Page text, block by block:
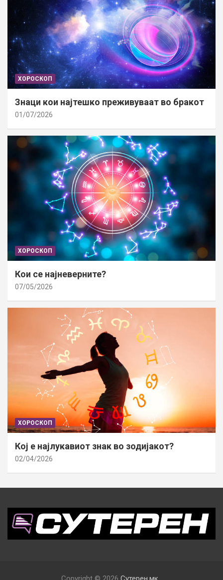
ХОРОСКОП
Знаци кои најтешко преживуваат во бракот
01/07/2026
ХОРОСКОП
Кои се најневерните?
07/05/2026
ХОРОСКОП
Кој е најлукавиот знак во зодијакот?
02/04/2026